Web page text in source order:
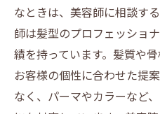
なときは、美容師に相談す
師は髪型のプロフェッショ
績を持っています。髪質や
お客様の個性に合わせた提
なく、パーマやカラーなど